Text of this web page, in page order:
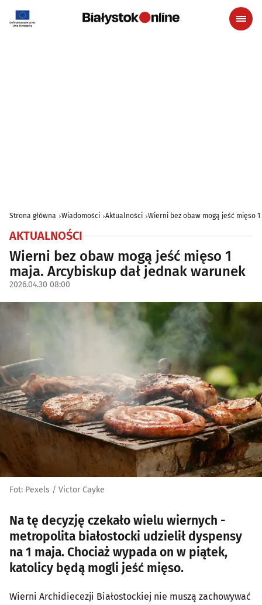
Strona główna Wiadomości Aktualności Wierni bez obaw mogą jeść mięso
AKTUALNOŚCI
Wierni bez obaw mogą jeść mięso 1
maja. Arcybiskup dał jednak warunek
2026.04.30 08:00
Fot: Pexels / Victor Cayke
Na tę decyzję czekało wielu wiernych -
metropolita białostocki udzielił dyspensy
na 1 maja. Chociaż wypada on w piątek,
katolicy będą mogli jeść mięso.
Wierni Archidiecezji Białostockiej nie muszą zachowywać